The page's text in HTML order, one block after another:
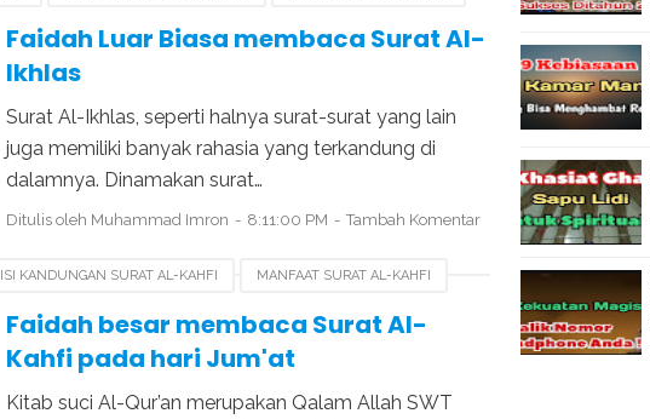
SURAT YASIN
Faidah Luar Biasa membaca Surat Al-
Ikhlas
Surat Al-Ikhlas, seperti halnya surat-surat yang lain
juga memiliki banyak rahasia yang terkandung di
dalamnya. Dinamakan surat…
Ditulis oleh Muhammad Imron 8:11:00 PM Tambah Komentar
ISI KANDUNGAN SURAT AL-KAHFI MANFAAT SURAT AL-KAHFI
Faidah besar membaca Surat Al-
Kahfi pada hari Jum'at
Kitab suci Al-Qur’an merupakan Qalam Allah SWT